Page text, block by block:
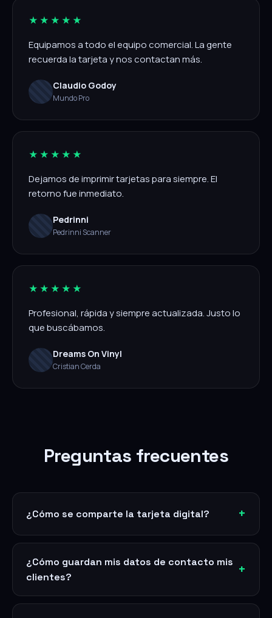
★★★★★
Equipamos a todo el equipo comercial. La gente
recuerda la tarjeta y nos contactan más.
Claudio Godoy
Mundo Pro
★★★★★
Dejamos de imprimir tarjetas para siempre. El
retorno fue inmediato.
Pedrinni
Pedrinni Scanner
★★★★★
Profesional, rápida y siempre actualizada. Justo lo
que buscábamos.
Dreams On Vinyl
Cristian Cerda
Preguntas frecuentes
¿Cómo se comparte la tarjeta digital?
¿Cómo guardan mis datos de contacto mis
clientes?